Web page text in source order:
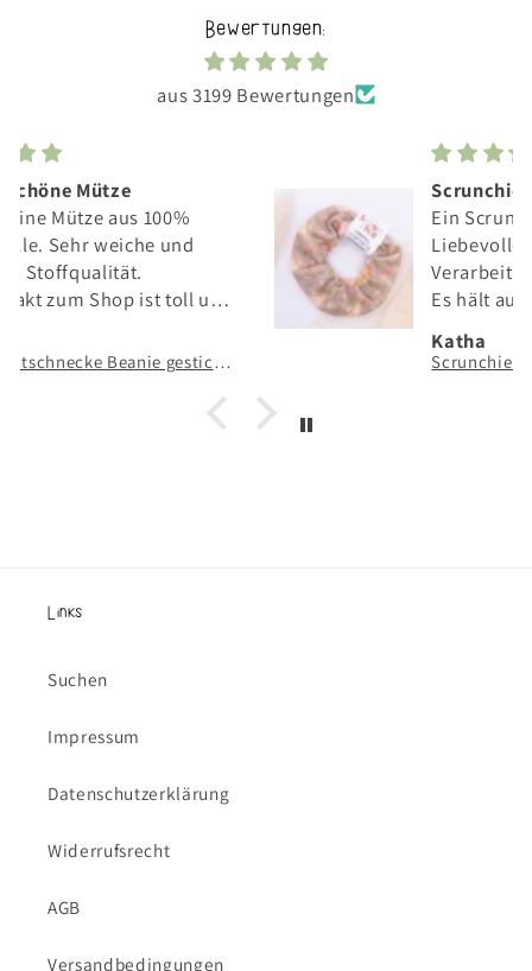
Bewertungen:
aus 3199 Bewertungen
Scrunchie
Ein Scrunchie das nicht jeder hat.
Liebevolles Design und tolle
Verarbeitung.
Es hält auch sicher meine langen
Scrunchie Gänse Haarband Wiese Gans - handgezeichneter & handgenähter Haargummi
Links
Suchen
Impressum
Datenschutzerklärung
Widerrufsrecht
AGB
Versandbedingungen